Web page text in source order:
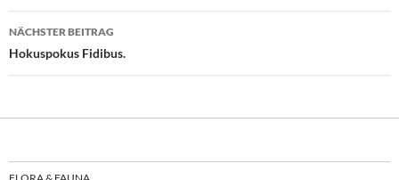
NÄCHSTER BEITRAG
Hokuspokus Fidibus.